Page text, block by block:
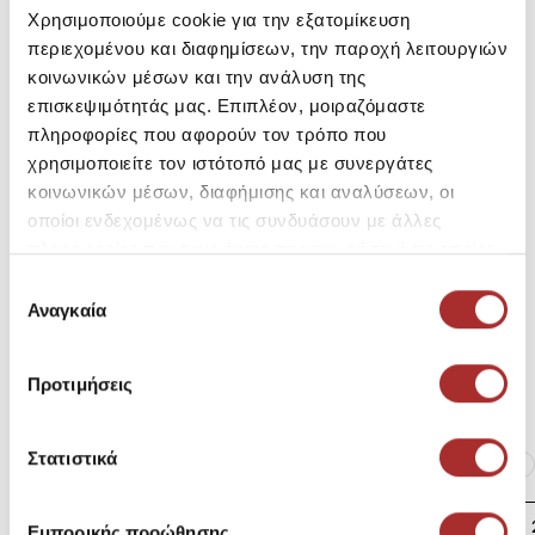
Χρησιμοποιούμε cookie για την εξατομίκευση
περιεχομένου και διαφημίσεων, την παροχή λειτουργιών
κοινωνικών μέσων και την ανάλυση της
επισκεψιμότητάς μας. Επιπλέον, μοιραζόμαστε
πληροφορίες που αφορούν τον τρόπο που
χρησιμοποιείτε τον ιστότοπό μας με συνεργάτες
κοινωνικών μέσων, διαφήμισης και αναλύσεων, οι
οποίοι ενδεχομένως να τις συνδυάσουν με άλλες
πληροφορίες που τους έχετε παραχωρήσει ή τις οποίες
των υπηρεσιών τους.
συγκατάθεσης
Αναγκαία
Προτιμήσεις
Στατιστικά
SKU: 25295648AS007
Κωδικός Κατασκευαστή: STYLE 4
Σύνθεση
Επιστροφές Προϊόντων
Ίδια κατηγορία
2090891367 ΑΝΔΡΙΚΗ